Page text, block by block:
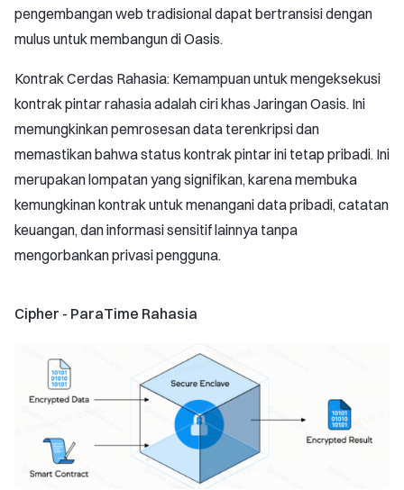
pengembangan web tradisional dapat bertransisi dengan
mulus untuk membangun di Oasis.
Kontrak Cerdas Rahasia: Kemampuan untuk mengeksekusi
kontrak pintar rahasia adalah ciri khas Jaringan Oasis. Ini
memungkinkan pemrosesan data terenkripsi dan
memastikan bahwa status kontrak pintar ini tetap pribadi. Ini
merupakan lompatan yang signifikan, karena membuka
kemungkinan kontrak untuk menangani data pribadi, catatan
keuangan, dan informasi sensitif lainnya tanpa
mengorbankan privasi pengguna.
Cipher - ParaTime Rahasia